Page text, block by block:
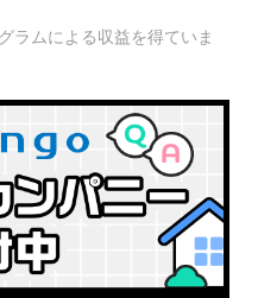
ラムによる収益を得ていま